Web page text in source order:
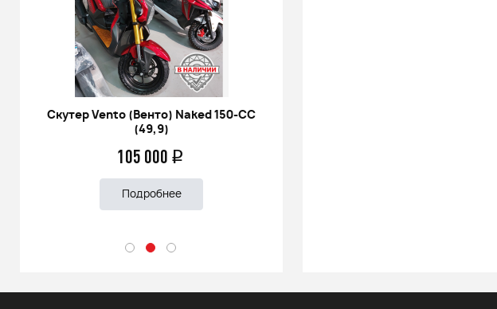
Скутер Vento (Венто) Naked 150-СС
(49,9)
105 000 q
Подробнее